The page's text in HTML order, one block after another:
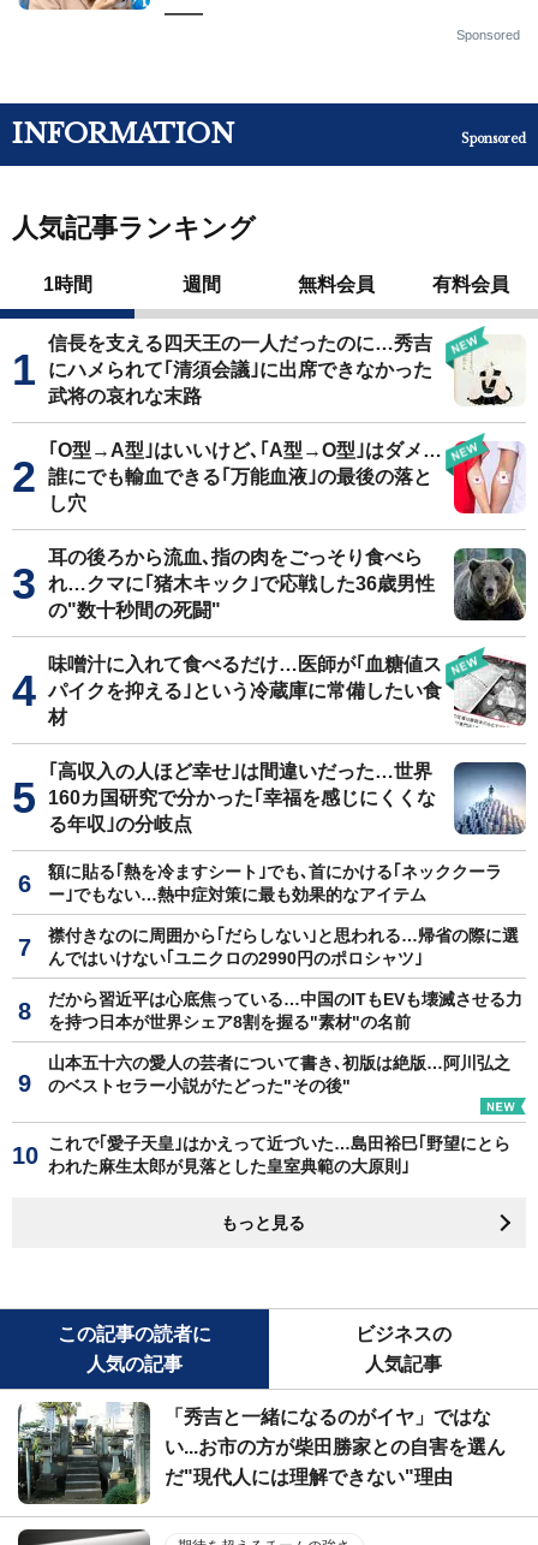
——
Sponsored
INFORMATION Sponsored
人気記事ランキング
1時間 週間 無料会員 有料会員
信長を支える四天王の一人だったのに…秀吉
にハメられて｢清須会議｣に出席できなかった
武将の哀れな末路
｢O型→A型｣はいいけど､｢A型→O型｣はダメ…
誰にでも輸血できる｢万能血液｣の最後の落と
し穴
耳の後ろから流血､指の肉をごっそり食べら
れ…クマに｢猪木キック｣で応戦した36歳男性
の"数十秒間の死闘"
味噌汁に入れて食べるだけ…医師が｢血糖値ス
パイクを抑える｣という冷蔵庫に常備したい食
材
｢高収入の人ほど幸せ｣は間違いだった…世界
160カ国研究で分かった｢幸福を感じにくくな
る年収｣の分岐点
額に貼る｢熱を冷ますシート｣でも､首にかける｢ネッククーラ
ー｣でもない…熱中症対策に最も効果的なアイテム
襟付きなのに周囲から｢だらしない｣と思われる…帰省の際に選
んではいけない｢ユニクロの2990円のポロシャツ｣
だから習近平は心底焦っている…中国のITもEVも壊滅させる力
を持つ日本が世界シェア8割を握る"素材"の名前
山本五十六の愛人の芸者について書き､初版は絶版…阿川弘之
のベストセラー小説がたどった"その後"
これで｢愛子天皇｣はかえって近づいた…島田裕巳｢野望にとら
われた麻生太郎が見落とした皇室典範の大原則｣
もっと見る
この記事の読者に
人気の記事
ビジネスの
人気記事
「秀吉と一緒になるのがイヤ」ではな
い...お市の方が柴田勝家との自害を選ん
だ"現代人には理解できない"理由